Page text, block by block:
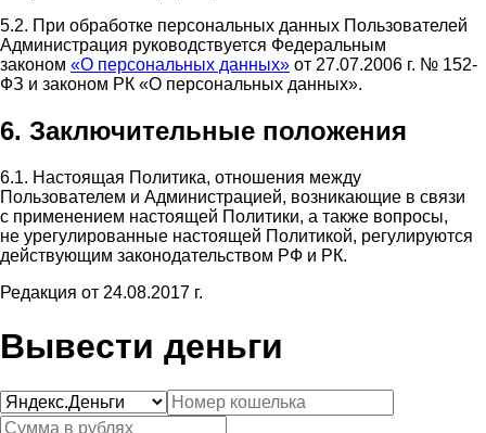
5.2. При обработке персональных данных Пользователей
Администрация руководствуется Федеральным
законом «О персональных данных» от 27.07.2006 г. № 152-
ФЗ и законом РК «О персональных данных».
6. Заключительные положения
6.1. Настоящая Политика, отношения между
Пользователем и Администрацией, возникающие в связи
с применением настоящей Политики, а также вопросы,
не урегулированные настоящей Политикой, регулируются
действующим законодательством РФ и РК.
Редакция от 24.08.2017 г.
Вывести деньги